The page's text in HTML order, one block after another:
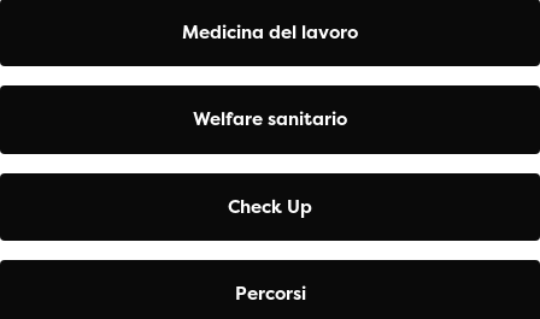
Medicina del lavoro
Welfare sanitario
Check Up
Percorsi